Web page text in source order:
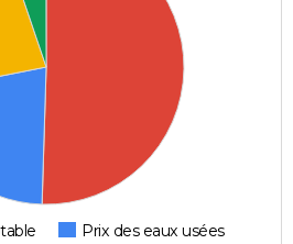
Prix des eaux usées